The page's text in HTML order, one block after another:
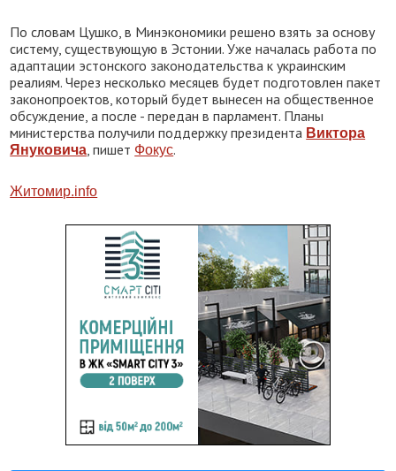
По словам Цушко, в Минэкономики решено взять за основу
систему, существующую в Эстонии. Уже началась работа по
адаптации эстонского законодательства к украинским
реалиям. Через несколько месяцев будет подготовлен пакет
законопроектов, который будет вынесен на общественное
обсуждение, а после - передан в парламент. Планы
министерства получили поддержку президента Виктора
Януковича, пишет Фокус.
Житомир.info